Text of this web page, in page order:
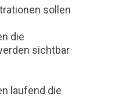
sollen
die
sichtbar
laufend die